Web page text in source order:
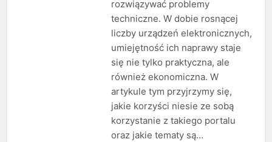
rozwiązywać problemy
techniczne. W dobie rosnącej
liczby urządzeń elektronicznych,
umiejętność ich naprawy staje
się nie tylko praktyczna, ale
również ekonomiczna. W
artykule tym przyjrzymy się,
jakie korzyści niesie ze sobą
korzystanie z takiego portalu
oraz jakie tematy są…